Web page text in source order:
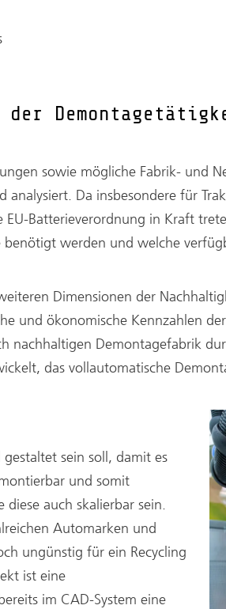
sowie mögliche Fabrik- und
Da insbesondere für
Batterieverordnung in Kraft
werden und welche
Dimensionen der
und ökonomische Kennzahlen
nachhaltigen Demontagefabrik
das vollautomatische
sein soll, damit es
und somit
auch skalierbar sein.
Automarken und
ungünstig für ein Recycling
ist eine
im CAD-System eine